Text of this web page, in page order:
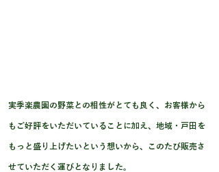
実季楽農園の野菜との相性がとても良く、お客様から
もご好評をいただいていることに加え、地域・戸田を
もっと盛り上げたいという想いから、このたび販売さ
せていただく運びとなりました。